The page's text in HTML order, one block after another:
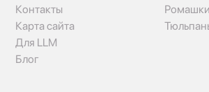
Контакты
Карта сайта
Для LLM
Блог
Ромашки